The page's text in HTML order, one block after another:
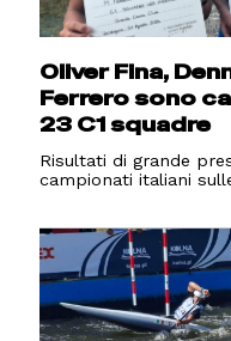
Oliver Fina,
Ferrero sono
23 C1 squadre
Risultati di grande
campionati italiani